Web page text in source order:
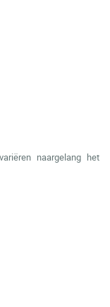
naargelang het